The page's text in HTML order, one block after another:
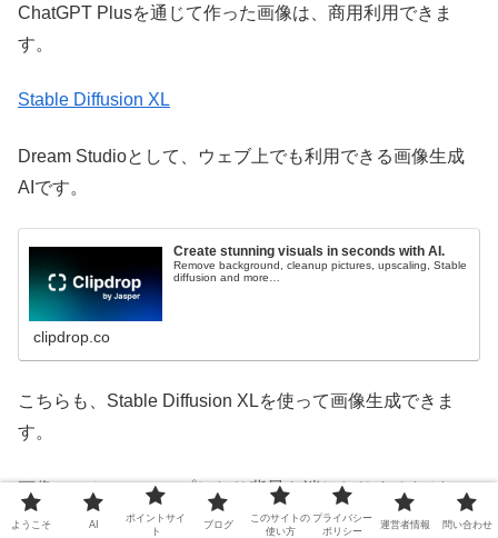
ChatGPT Plusを通じて作った画像は、商用利用できま
す。
Stable Diffusion XL
Dream Studioとして、ウェブ上でも利用できる画像生成
AIです。
Create stunning visuals in seconds with AI.
Remove background, cleanup pictures, upscaling, Stable
diffusion and more…
clipdrop.co
こちらも、Stable Diffusion XLを使って画像生成できま
す。
画像のスケールアップしたり背景を消したりするなど、
色々な機能があります。
ようこそ AI
ポイントサイ
ト
ブログ
このサイトの
使い方
プライバシー
ポリシー
運営者情報 問い合わせ